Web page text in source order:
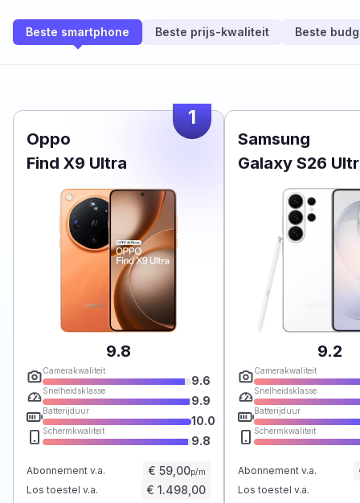
Beste smartphone Beste prijs-kwaliteit Beste
1
Oppo
Find X9 Ultra
9.8
Camerakwaliteit
9.6
Snelheidsklasse
9.9
Batterijduur
10.0
Schermkwaliteit
9.8
Abonnement v.a. € 59,00p/m
Los toestel v.a. € 1.498,00
Samsung
Galaxy S26
9.2
Camerakwaliteit
Snelheidsklasse
Batterijduur
Schermkwaliteit
Abonnement v.a.
Los toestel v.a.